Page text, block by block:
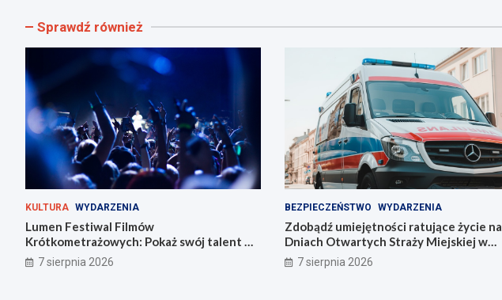
Sprawdź również
KULTURA WYDARZENIA
Lumen Festiwal Filmów
Krótkometrażowych: Pokaż swój talent w
Zabrzu!
7 sierpnia 2026
BEZPIECZEŃSTWO WYDARZENIA
Zdobądź umiejętności ratujące życie na
Dniach Otwartych Straży Miejskiej w
Zabrzu
7 sierpnia 2026